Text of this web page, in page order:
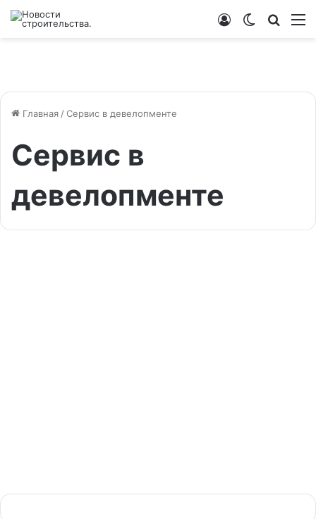
Switch
Войти
Главная /Сервис в девелопменте
Сервис в
девелопменте